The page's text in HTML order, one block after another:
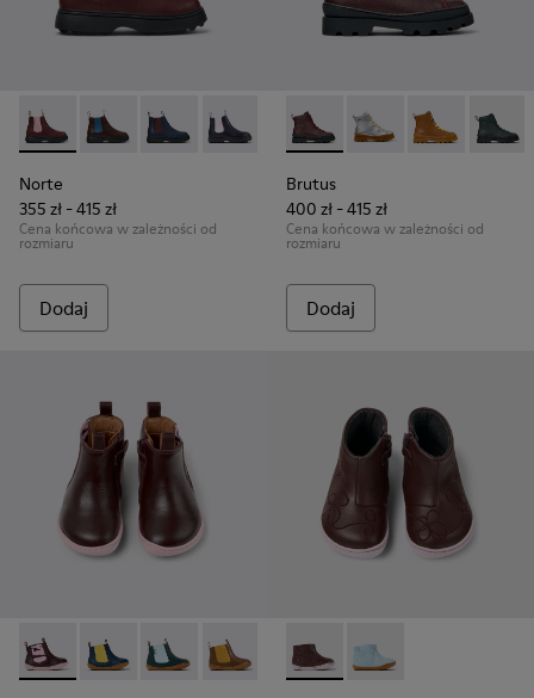
Norte - K900149-026 - Bordowe trzewiki dziecięce ze skóry.
Norte - K900149-025
Norte - K900149-024
Norte - K900149-023
Norte - K900149-022
Norte - K900149-021
Norte -Norte -
Norte
355 zł - 415 zł
Cena końcowa w zależności od
rozmiaru
Dodaj
Brutus - K900179-031 -
Brutus - K900179-035
Brutus -
Brutus
400 zł - 415 zł
Cena końcowa w zależności od
rozmiaru
Dodaj
Twins - K900348-009 - Bordowe trzewiki dziecięce ze skóry.
Twins - K900348-008
Twins - K900348-006
Twins - K900348-003
Twins - K900348-001
Twins - K900205-005 -
Twins - K900205-006